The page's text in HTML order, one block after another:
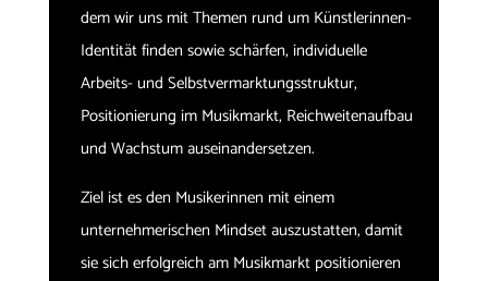
dem wir uns mit Themen rund um Künstlerinnen-
Identität finden sowie schärfen, individuelle
Arbeits- und Selbstvermarktungsstruktur,
Positionierung im Musikmarkt, Reichweitenaufbau
und Wachstum auseinandersetzen.
Ziel ist es den Musikerinnen mit einem
unternehmerischen Mindset auszustatten, damit
sie sich erfolgreich am Musikmarkt positionieren